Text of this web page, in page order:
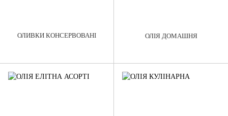
ОЛИВКИ КОНСЕРВОВАНІ ОЛІЯ ДОМАШНЯ